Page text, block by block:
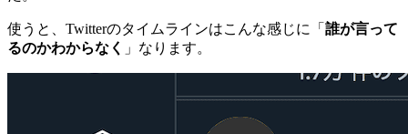
使うと、Twitterのタイムラインはこんな感じに「 誰が言って
るのかわからなく 」なります。